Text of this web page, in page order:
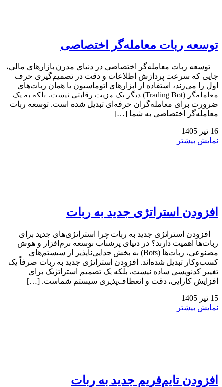
توسعه ربات معامله‌گر اختصاصی
توسعه ربات معامله‌گر اختصاصی در دنیای مدرن بازارهای مالی،
جایی که سرعت پردازش اطلاعات و دقت در تصمیم‌گیری حرف
اول را می‌زند، استفاده از ابزارهای اتوماسیون یا همان ربات‌های
معامله‌گر (Trading Bot) دیگر یک مزیت رقابتی نیست، بلکه به یک
ضرورت برای معامله‌گران حرفه‌ای تبدیل شده است. توسعه ربات
معامله‌گر اختصاصی به شما […]
16 تیر 1405
نمایش بیشتر
افزودن استراتژی جدید به ربات
افزودن استراتژی جدید به ربات چرا استراتژی‌های جدید برای
ربات‌ها اهمیت دارند؟ در دنیای پرشتاب توسعه نرم‌افزار و هوش
مصنوعی، ربات‌ها (Bots) به بخش جدایی‌ناپذیر از سیستم‌های
کسب‌وکار تبدیل شده‌اند. افزودن استراتژی جدید به ربات صرفاً یک
تغییر کدنویسی ساده نیست، بلکه یک تصمیم استراتژیک برای
افزایش کارایی، دقت و انعطاف‌پذیری سیستم شماست. […]
15 تیر 1405
نمایش بیشتر
افزودن تایم‌فریم جدید به ربات